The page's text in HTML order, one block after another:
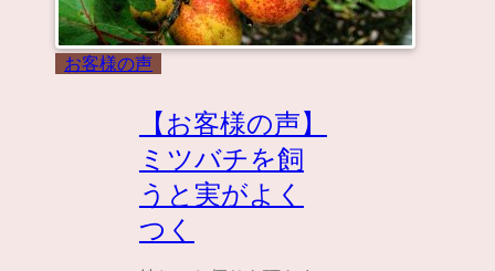
お客様の声
【お客様の声】
ミツバチを飼
うと実がよく
つく